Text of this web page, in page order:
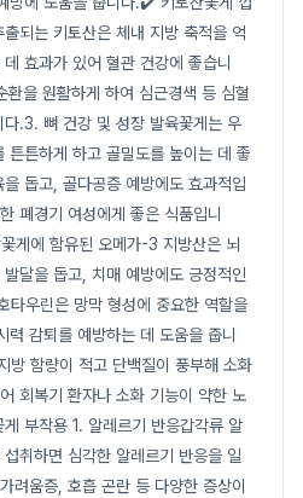
되는 키토산은 체내 지방 축적을 억
효과가 있어 혈관 건강에 좋습니
을 원활하게 하여 심근경색 등 심혈
.3. 뼈 건강 및 성장 발육꽃게는 우
튼튼하게 하고 골밀도를 높이는 데 좋
돕고, 골다공증 예방에도 효과적입
폐경기 여성에게 좋은 식품입니
게에 함유된 오메가-3 지방산은 뇌
달을 돕고, 치매 예방에도 긍정적인
타우린은 망막 형성에 중요한 역할을
감퇴를 예방하는 데 도움을 줍니
방 함량이 적고 단백질이 풍부해 소화
회복기 환자나 소화 기능이 약한 노
부작용 1. 알레르기 반응갑각류 알
취하면 심각한 알레르기 반응을 일
려움증, 호흡 곤란 등 다양한 증상이